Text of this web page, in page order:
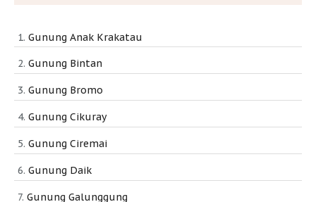
Gunung Anak Krakatau
Gunung Bintan
Gunung Bromo
Gunung Cikuray
Gunung Ciremai
Gunung Daik
Gunung Galunggung